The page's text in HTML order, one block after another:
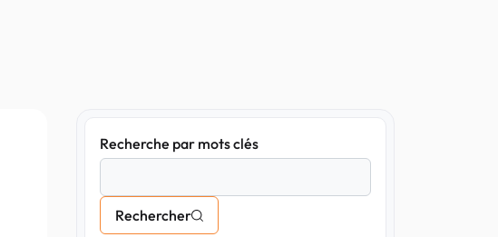
Recherche par mots clés
Rechercher